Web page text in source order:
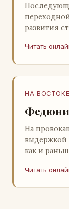
развития
Читать
НА ВОСТОКЕ
На
выдержкой
как и
Читать